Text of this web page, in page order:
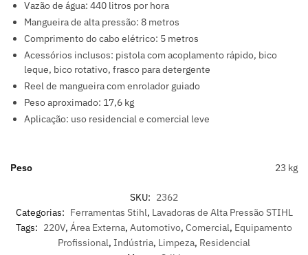
Vazão de água: 440 litros por hora
Mangueira de alta pressão: 8 metros
Comprimento do cabo elétrico: 5 metros
Acessórios inclusos: pistola com acoplamento rápido, bico
leque, bico rotativo, frasco para detergente
Reel de mangueira com enrolador guiado
Peso aproximado: 17,6 kg
Aplicação: uso residencial e comercial leve
Peso 23 kg
SKU: 2362
Categorias: Ferramentas Stihl, Lavadoras de Alta Pressão STIHL
Tags: 220V, Área Externa, Automotivo, Comercial, Equipamento
Profissional, Indústria, Limpeza, Residencial